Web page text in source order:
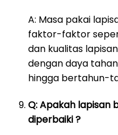
A: Masa pakai
faktor-faktor
dan kualitas
dengan daya
hingga bertahun-
Q: Apakah lapisan
diperbaiki ?